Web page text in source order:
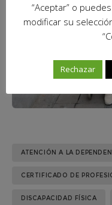
ATENCIÓN A LA
CERTIFICADO DE
DISCAPACIDAD FÍSICA
“Aceptar” o
modificar su
Rechazar